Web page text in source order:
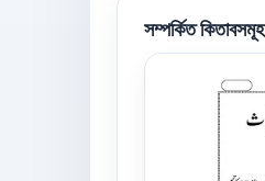
সম্পর্কিত কিতাবসমূহ